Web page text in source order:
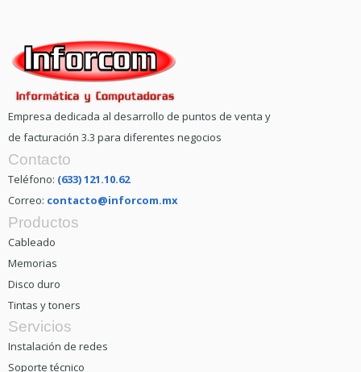
Empresa dedicada al desarrollo de puntos de venta y
de facturación 3.3 para diferentes negocios
Contacto
Teléfono: (633) 121.10.62
Correo: contacto@inforcom.mx
Productos
Cableado
Memorias
Disco duro
Tintas y toners
Servicios
Instalación de redes
Soporte técnico